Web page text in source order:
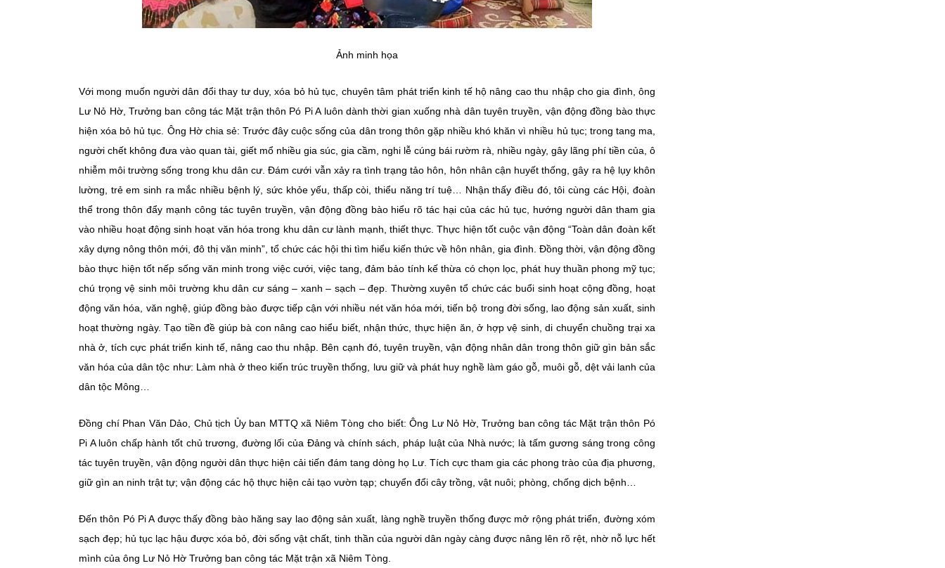
Ảnh minh họa
Với mong muốn người dân đổi thay tư duy, xóa bỏ hủ tục, chuyên tâm phát triển kinh tế hộ nâng cao thu nhập cho gia đình, ông
Lư Nỏ Hờ, Trưởng ban công tác Mặt trận thôn Pó Pi A luôn dành thời gian xuống nhà dân tuyên truyền, vận động đồng bào thực
hiện xóa bỏ hủ tục. Ông Hờ chia sẻ: Trước đây cuộc sống của dân trong thôn gặp nhiều khó khăn vì nhiều hủ tục; trong tang ma,
người chết không đưa vào quan tài, giết mổ nhiều gia súc, gia cầm, nghi lễ cúng bái rườm rà, nhiều ngày, gây lãng phí tiền của, ô
nhiễm môi trường sống trong khu dân cư. Đám cưới vẫn xảy ra tình trạng tảo hôn, hôn nhân cận huyết thống, gây ra hệ lụy khôn
lường, trẻ em sinh ra mắc nhiều bệnh lý, sức khỏe yếu, thấp còi, thiểu năng trí tuệ… Nhận thấy điều đó, tôi cùng các Hội, đoàn
thể trong thôn đẩy mạnh công tác tuyên truyền, vận động đồng bào hiểu rõ tác hại của các hủ tục, hướng người dân tham gia
vào nhiều hoạt động sinh hoạt văn hóa trong khu dân cư lành mạnh, thiết thực. Thực hiện tốt cuộc vận động “Toàn dân đoàn kết
xây dựng nông thôn mới, đô thị văn minh”, tổ chức các hội thi tìm hiểu kiến thức về hôn nhân, gia đình. Đồng thời, vận động đồng
bào thực hiện tốt nếp sống văn minh trong việc cưới, việc tang, đảm bảo tính kế thừa có chọn lọc, phát huy thuần phong mỹ tục;
chú trọng vệ sinh môi trường khu dân cư sáng – xanh – sạch – đẹp. Thường xuyên tổ chức các buổi sinh hoạt cộng đồng, hoạt
động văn hóa, văn nghệ, giúp đồng bào được tiếp cận với nhiều nét văn hóa mới, tiến bộ trong đời sống, lao động sản xuất, sinh
hoạt thường ngày. Tạo tiền đề giúp bà con nâng cao hiểu biết, nhận thức, thực hiện ăn, ở hợp vệ sinh, di chuyển chuồng trại xa
nhà ở, tích cực phát triển kinh tế, nâng cao thu nhập. Bên cạnh đó, tuyên truyền, vận động nhân dân trong thôn giữ gìn bản sắc
văn hóa của dân tộc như: Làm nhà ở theo kiến trúc truyền thống, lưu giữ và phát huy nghề làm gáo gỗ, muôi gỗ, dệt vải lanh của
dân tộc Mông…
Đồng chí Phan Văn Dảo, Chủ tịch Ủy ban MTTQ xã Niêm Tòng cho biết: Ông Lư Nỏ Hờ, Trưởng ban công tác Mặt trận thôn Pó
Pi A luôn chấp hành tốt chủ trương, đường lối của Đảng và chính sách, pháp luật của Nhà nước; là tấm gương sáng trong công
tác tuyên truyền, vận động người dân thực hiện cải tiến đám tang dòng họ Lư. Tích cực tham gia các phong trào của địa phương,
giữ gìn an ninh trật tự; vận động các hộ thực hiện cải tạo vườn tạp; chuyển đổi cây trồng, vật nuôi; phòng, chống dịch bệnh…
Đến thôn Pó Pi A được thấy đồng bào hăng say lao động sản xuất, làng nghề truyền thống được mở rộng phát triển, đường xóm
sạch đẹp; hủ tục lạc hậu được xóa bỏ, đời sống vật chất, tinh thần của người dân ngày càng được nâng lên rõ rệt, nhờ nỗ lực hết
mình của ông Lư Nỏ Hờ Trưởng ban công tác Mặt trận xã Niêm Tòng.